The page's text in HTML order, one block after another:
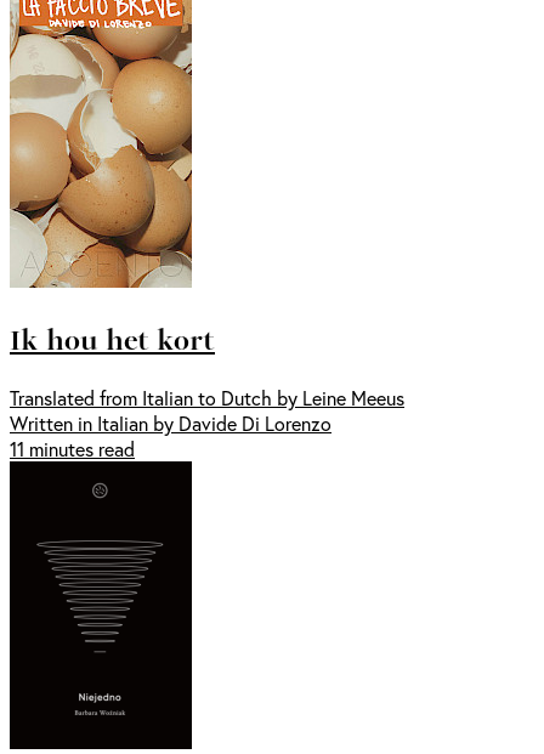
Ik hou het kort
Translated from Italian to Dutch by Leine Meeus
Written in Italian by Davide Di Lorenzo
11 minutes read